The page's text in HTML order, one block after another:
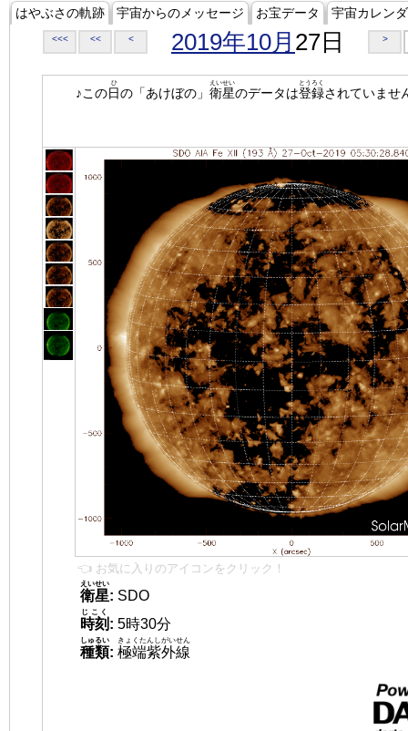
はやぶさの軌跡 宇宙からのメッセージ お宝データ 宇宙カレン
<<< << < 2019年10月 27日 >
♪この日
ひ
の「あけぼの」 衛星
えいせい
のデータは登録
とうろく
されていませ
👈 お気に入りのアイコンをクリック！
衛星
えいせい
: SDO
時刻
じこく
: 5時30分
種類
しゅるい
: 極端紫外線
きょくたんしがいせん